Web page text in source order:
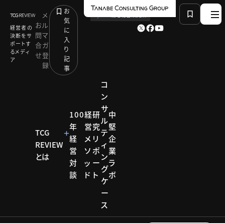
経営者の
決断をサ
ポートす
るメディ
ア
お
問
合
せ
メ
ル
マ
ガ
登
録
お
気
に
入
り
記
事
TCG
REVIEW
とは
100
年
経
営
対
談
経
営
メ
ソ
ッ
ド
研
究
リ
ポ
ー
ト
コ
ン
サ
ル
テ
ィ
ン
グ
ケ
ー
ス
中
堅
企
業
ラ
ボ
コラムPICK UP TOPICS
「100億宣言」で未来を切り拓く ～自社の未来への成
長を加速させるために～
コラム
UP